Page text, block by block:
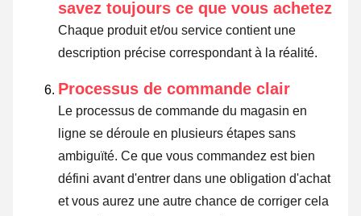
savez toujours ce que vous achetez
Chaque produit et/ou service contient une
description précise correspondant à la réalité.
Processus de commande clair
Le processus de commande du magasin en
ligne se déroule en plusieurs étapes sans
ambiguïté. Ce que vous commandez est bien
défini avant d'entrer dans une obligation d'achat
et vous aurez une autre chance de corriger cela